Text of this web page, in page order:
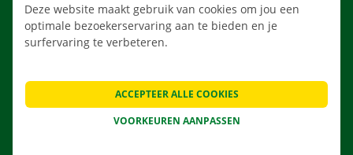
APP
VERHUISOPLOSSINGEN
CONTACTEER ONS
Deze website maakt gebruik van cookies om jou een
optimale bezoekerservaring aan te bieden en je
surfervaring te verbeteren.
VOORKEUREN AANPASSEN
ACCEPTEER ALLE COOKIES